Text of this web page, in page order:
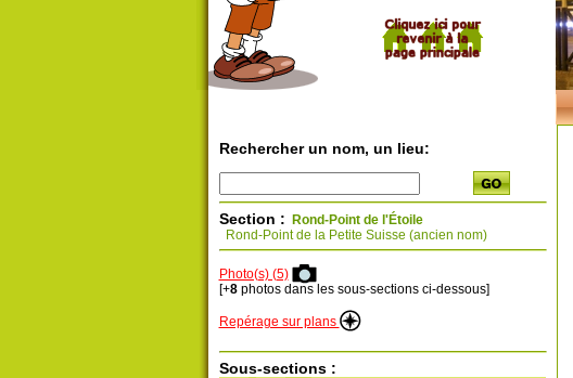
Rechercher un nom, un lieu:
Section : Rond-Point de l'Étoile
Rond-Point de la Petite Suisse (ancien nom)
Photo(s) (5)
[+8photos dans les sous-sections ci-dessous]
Repérage sur plans
Sous-sections :